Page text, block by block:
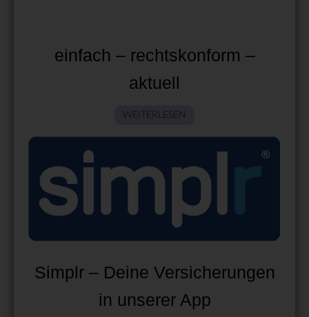
einfach – rechtskonform –
aktuell
WEITERLESEN
Simplr – Deine Versicherungen
in unserer App